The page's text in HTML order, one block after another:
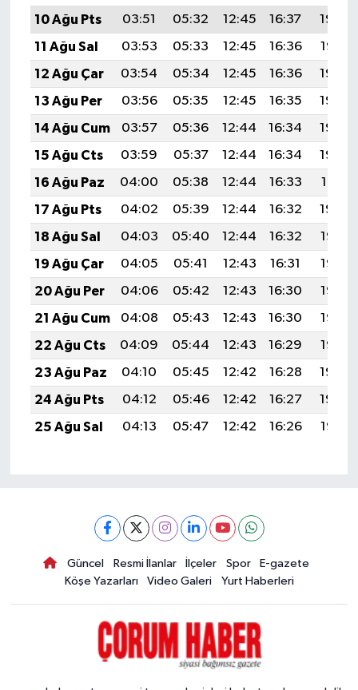
10 Ağu Pts
03:51 05:32 12:45 16:37
19:49
11 Ağu Sal
03:53 05:33 12:45 16:36
19:47
12 Ağu Çar
03:54 05:34 12:45 16:36
19:46
13 Ağu Per
03:56 05:35 12:45 16:35
19:45
14 Ağu Cum
03:57 05:36 12:44 16:34
19:43
15 Ağu Cts
03:59 05:37 12:44 16:34
19:42
16 Ağu Paz
04:00 05:38 12:44 16:33
19:41
17 Ağu Pts
04:02 05:39 12:44 16:32
19:39
18 Ağu Sal
04:03 05:40 12:44 16:32
19:38
19 Ağu Çar
04:05 05:41 12:43 16:31
19:36
20 Ağu Per
04:06 05:42 12:43 16:30
19:35
21 Ağu Cum
04:08 05:43 12:43 16:30
19:33
22 Ağu Cts
04:09 05:44 12:43 16:29
19:32
23 Ağu Paz
04:10 05:45 12:42 16:28
19:30
24 Ağu Pts
04:12 05:46 12:42 16:27
19:29
25 Ağu Sal
04:13 05:47 12:42 16:26 19:27
Güncel Resmi İlanlar İlçeler Spor
E-gazete
Köşe Yazarları
Video Galeri Yurt Haberleri